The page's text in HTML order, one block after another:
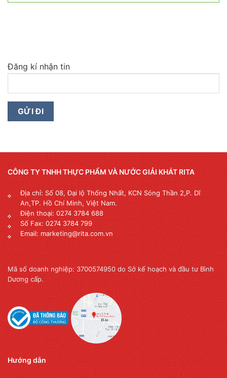
Đăng kí nhận tin
CÔNG TY TNHH THỰC PHẨM VÀ NƯỚC GIẢI KHÁT RITA
Địa chỉ: Số 08, Đại lộ Thống Nhất, KCN Sóng Thần 2,P. Dĩ
An,TP. Hồ Chí Minh, Việt Nam.
Điện thoại: 0274 3784 688
Số Fax: 0274 3784 799
Email: marketing@rita.com.vn
Mã số doanh nghiệp: 3700574950 do Sở kế hoạch và đầu tư Bình
Dương cấp.
Hướng dẫn